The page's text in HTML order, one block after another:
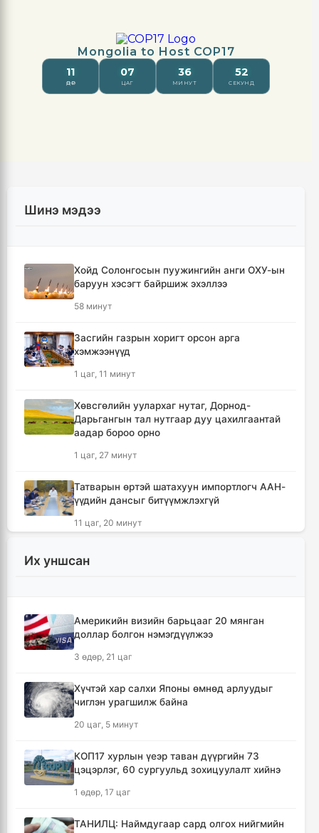
Шинэ мэдээ
Хойд Солонгосын пуужингийн анги ОХУ-ын
баруун хэсэгт байршиж эхэллээ
58 минут
Засгийн газрын хоригт орсон арга
хэмжээнүүд
1 цаг, 11 минут
Хөвсгөлийн уулархаг нутаг, Дорнод-
Дарьгангын тал нутгаар дуу цахилгаантай
аадар бороо орно
1 цаг, 27 минут
Татварын өртэй шатахуун импортлогч ААН-
үүдийн дансыг битүүмжлэхгүй
11 цаг, 20 минут
шаардлагагүй бол Монгол Улс руу аялахгүй
Зүүн Азийн эрэгтэйчүүдийн волейболын
🔴 ЗГ: Иргэд, ААН-үүд бензин, шатахууныг
ирэх боломжтой
19 цаг, 21 минут
чиглэн урагшилж байна
20 цаг, 5 минут
Их уншсан
Америкийн визийн барьцааг 20 мянган
доллар болгон нэмэгдүүлжээ
3 өдөр, 21 цаг
Хүчтэй хар салхи Японы өмнөд арлуудыг
чиглэн урагшилж байна
20 цаг, 5 минут
КОП17 хурлын үеэр таван дүүргийн 73
цэцэрлэг, 60 сургуульд зохицуулалт хийнэ
1 өдөр, 17 цаг
ТАНИЛЦ: Наймдугаар сард олгох нийгмийн